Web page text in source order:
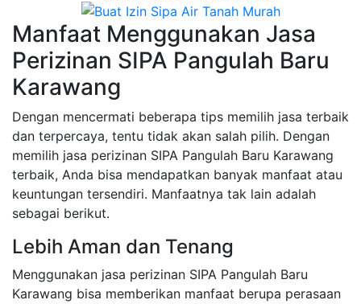
Manfaat Menggunakan Jasa
Perizinan SIPA Pangulah Baru
Karawang
Dengan mencermati beberapa tips memilih jasa terbaik
dan terpercaya, tentu tidak akan salah pilih. Dengan
memilih jasa perizinan SIPA Pangulah Baru Karawang
terbaik, Anda bisa mendapatkan banyak manfaat atau
keuntungan tersendiri. Manfaatnya tak lain adalah
sebagai berikut.
Lebih Aman dan Tenang
Menggunakan jasa perizinan SIPA Pangulah Baru
Karawang bisa memberikan manfaat berupa perasaan